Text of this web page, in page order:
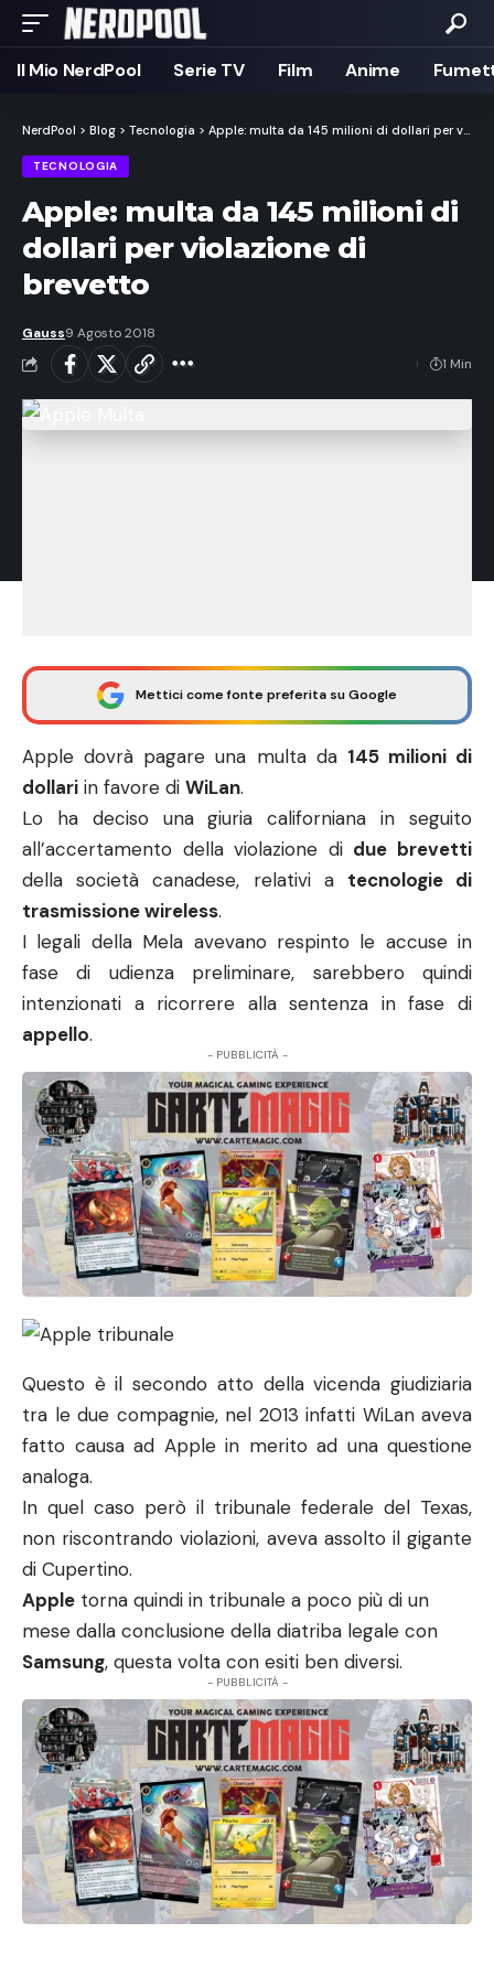
Il Mio NerdPool Serie TV Film Anime
NerdPool > Blog > Tecnologia > Apple: multa da 145 milioni di dollari per violazione di brevetto
TECNOLOGIA
Apple: multa da 145 milioni di
dollari per violazione di
brevetto
Gauss9 Agosto 2018
1 Min
Mettici come fonte preferita su Google
Apple dovrà pagare una multa da 145 milioni di
dollari in favore di WiLan.
Lo ha deciso una giuria californiana in seguito
all’accertamento della violazione di due brevetti
della società canadese, relativi a tecnologie di
trasmissione wireless.
I legali della Mela avevano respinto le accuse in
fase di udienza preliminare, sarebbero quindi
intenzionati a ricorrere alla sentenza in fase di
appello.
- PUBBLICITÀ -
Questo è il secondo atto della vicenda giudiziaria
tra le due compagnie, nel 2013 infatti WiLan aveva
fatto causa ad Apple in merito ad una questione
analoga.
In quel caso però il tribunale federale del Texas,
non riscontrando violazioni, aveva assoltoil gigante
di Cupertino.
Apple torna quindi in tribunale a poco più di un
mese dalla conclusione della diatriba legale con
Samsung, questa volta con esiti ben diversi.
- PUBBLICITÀ -